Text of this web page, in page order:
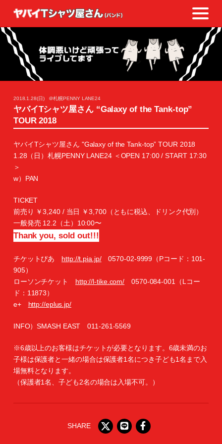
2018.1.28(日) ＠札幌PENNY LANE24
ヤバイTシャツ屋さん “Galaxy of the Tank-top”
TOUR 2018
ヤバイTシャツ屋さん "Galaxy of the Tank-top” TOUR 2018
1.28（日）札幌PENNY LANE24 ＜OPEN 17:00 / START 17:30
＞
w）PAN
TICKET
前売り ￥3,240 / 当日 ￥3,700（ともに税込、ドリンク代別）
一般発売 12.2（土）10:00〜
Thank you, sold out!!!
チケットぴあ http://t.pia.jp/0570-02-9999（Pコード：101-
905）
ローソンチケット http://l-tike.com/ 0570-084-001（Lコー
ド：11873）
e+ http://eplus.jp/
INFO）SMASH EAST 011-261-5569
※6歳以上のお客様はチケットが必要となります。6歳未満のお
子様は保護者と一緒の場合は保護者1名につき子ども1名まで入
場無料となります。
（保護者1名、子ども2名の場合は入場不可。）
SHARE